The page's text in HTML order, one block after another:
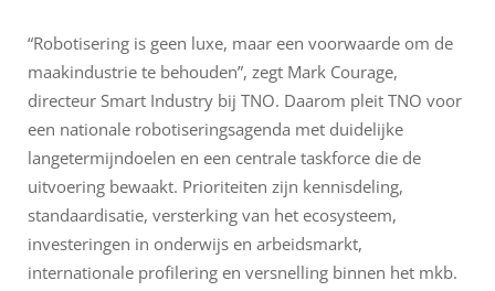
“Robotisering is geen luxe, maar een voorwaarde om de
maakindustrie te behouden”, zegt Mark Courage,
directeur Smart Industry bij TNO. Daarom pleit TNO voor
een nationale robotiseringsagenda met duidelijke
langetermijndoelen en een centrale taskforce die de
uitvoering bewaakt. Prioriteiten zijn kennisdeling,
standaardisatie, versterking van het ecosysteem,
investeringen in onderwijs en arbeidsmarkt,
internationale profilering en versnelling binnen het mkb.